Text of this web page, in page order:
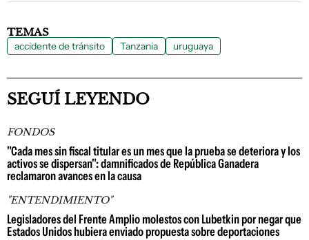
TEMAS
accidente de tránsito Tanzania uruguaya
SEGUÍ LEYENDO
FONDOS
"Cada mes sin fiscal titular es un mes que la prueba se deteriora y los
activos se dispersan": damnificados de República Ganadera
reclamaron avances en la causa
"ENTENDIMIENTO"
Legisladores del Frente Amplio molestos con Lubetkin por negar que
Estados Unidos hubiera enviado propuesta sobre deportaciones